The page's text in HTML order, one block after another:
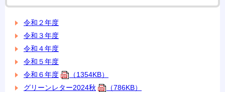
令和２年度
令和３年度
令和４年度
令和５年度
令和６年度
（1354KB）
グリーンレター2024秋
（786KB）